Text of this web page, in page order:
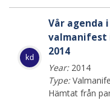
kd
Vår agenda
valmanifest
2014
Year:2014
Type:
Hämtat från